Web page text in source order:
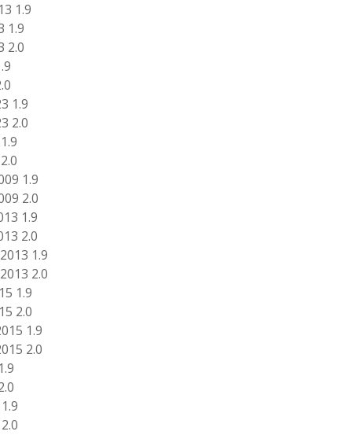
1.9
1.9
2.0
1.9
2.0
1.9
2.0
1.9
2.0
1.9
2.0
1.9
2.0
1.9
2.0